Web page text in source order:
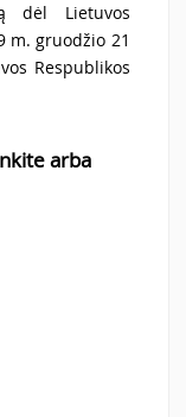
dėl Lietuvos
m. gruodžio 21
Respublikos
arba